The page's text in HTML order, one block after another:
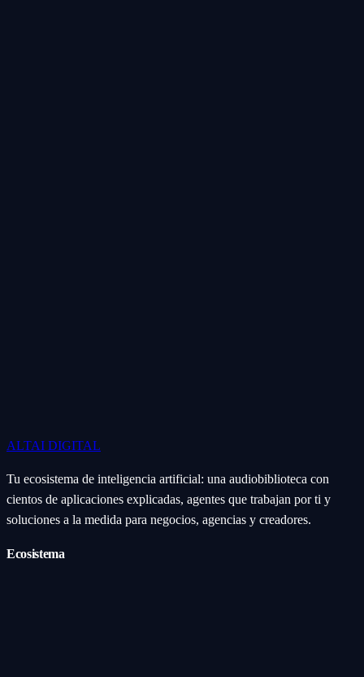
ALTAI DIGITAL
Tu ecosistema de inteligencia artificial: una audiobiblioteca con
cientos de aplicaciones explicadas, agentes que trabajan por ti y
soluciones a la medida para negocios, agencias y creadores.
Ecosistema